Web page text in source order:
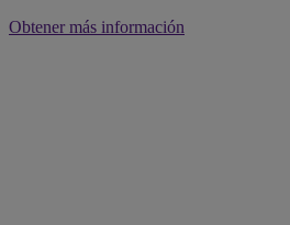
Obtener más información